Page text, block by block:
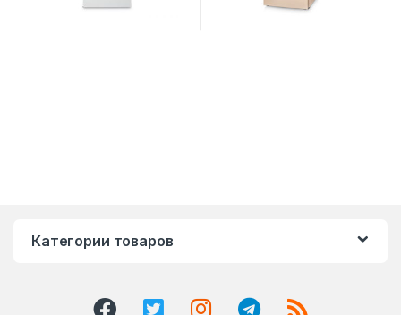
Категории товаров